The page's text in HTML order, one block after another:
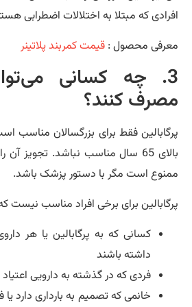
که مبتلا به اختلالات اضطرابی
محصول :قیمت کمربند پلاتینر
3. چه کسانی می‌توانند
کنند؟
فقط برای بزرگسالان مناسب است.
است مگر با دستور پزشک باشد.
برای برخی افراد مناسب نیست که
کسانی که به پرگابالین یا هر داروی
داشته باشند
فردی که در گذشته به دارویی اعتیاد
خانمی که تصمیم به بارداری دارد یا